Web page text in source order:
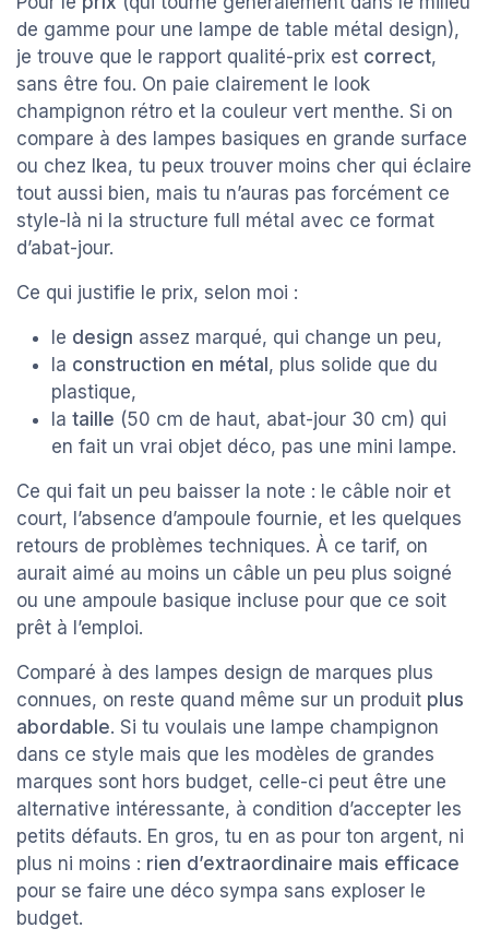
de gamme pour une lampe de table métal design),
je trouve que le rapport qualité-prix est correct,
sans être fou. On paie clairement le look
champignon rétro et la couleur vert menthe. Si on
compare à des lampes basiques en grande surface
ou chez Ikea, tu peux trouver moins cher qui éclaire
tout aussi bien, mais tu n’auras pas forcément ce
style-là ni la structure full métal avec ce format
d’abat-jour.
Ce qui justifie le prix, selon moi :
le design assez marqué, qui change un peu,
la construction en métal , plus solide que du
plastique,
la taille (50 cm de haut, abat-jour 30 cm) qui
en fait un vrai objet déco, pas une mini lampe.
Ce qui fait un peu baisser la note : le câble noir et
court, l’absence d’ampoule fournie, et les quelques
retours de problèmes techniques. À ce tarif, on
aurait aimé au moins un câble un peu plus soigné
ou une ampoule basique incluse pour que ce soit
prêt à l’emploi.
Comparé à des lampes design de marques plus
connues, on reste quand même sur un produit plus
abordable. Si tu voulais une lampe champignon
dans ce style mais que les modèles de grandes
marques sont hors budget, celle-ci peut être une
alternative intéressante, à condition d’accepter les
petits défauts. En gros, tu en as pour ton argent, ni
plus ni moins : rien d’extraordinaire mais efficace
pour se faire une déco sympa sans exploser le
budget.